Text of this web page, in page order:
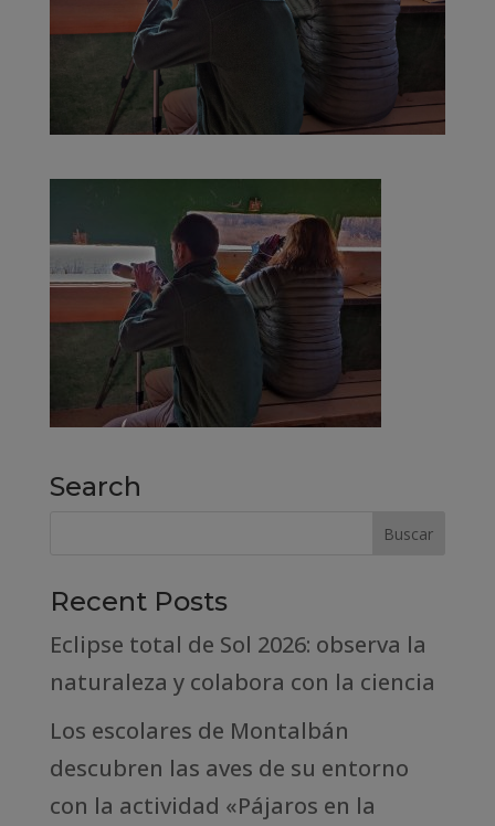
Search
Recent Posts
Eclipse total de Sol 2026: observa la
naturaleza y colabora con la ciencia
Los escolares de Montalbán
descubren las aves de su entorno
con la actividad «Pájaros en la